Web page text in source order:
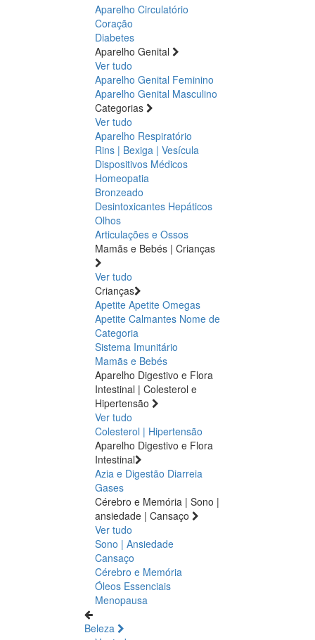
Aparelho Circulatório
Coração
Diabetes
Aparelho Genital
Ver tudo
Aparelho Genital Feminino
Aparelho Genital Masculino
Categorias
Ver tudo
Aparelho Respiratório
Rins | Bexiga | Vesícula
Dispositivos Médicos
Homeopatia
Bronzeado
Desintoxicantes Hepáticos
Olhos
Articulações e Ossos
Mamãs e Bebés | Crianças
Ver tudo
Crianças
Apetite Apetite Omegas
Apetite Calmantes Nome de
Categoria
Sistema Imunitário
Mamãs e Bebés
Aparelho Digestivo e Flora
Intestinal | Colesterol e
Hipertensão
Ver tudo
Colesterol | Hipertensão
Aparelho Digestivo e Flora
Intestinal
Azia e Digestão Diarreia
Gases
Cérebro e Memória | Sono |
ansiedade | Cansaço
Ver tudo
Sono | Ansiedade
Cansaço
Cérebro e Memória
Óleos Essenciais
Menopausa
Beleza